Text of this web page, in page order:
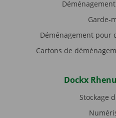
Garde-
Déménagement pour
Cartons de
Dockx
Stockage